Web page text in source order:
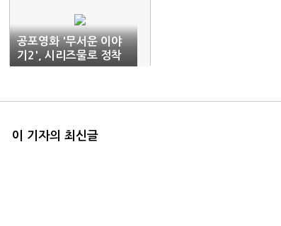
공포영화 '무서운 이야
기2', 시리즈물로 정착
할까?
이 기자의 최신글